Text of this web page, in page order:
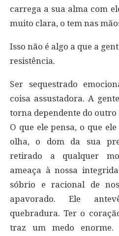
carrega a sua alma com
muito clara, o tem nas
Isso não é algo a que a
resistência.
Ser sequestrado
coisa assustadora. A
torna dependente do
O que ele pensa, o que
olha, o dom da sua
retirado a qualquer
ameaça à nossa
sóbrio e racional de
apavorado. Ele
quebradura. Ter o
traz um medo enorme.